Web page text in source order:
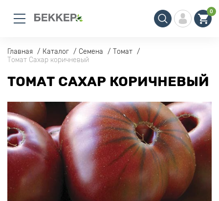
0
Главная Каталог Семена
Томат
Томат Сахар коричневый
ТОМАТ САХАР КОРИЧНЕВЫЙ